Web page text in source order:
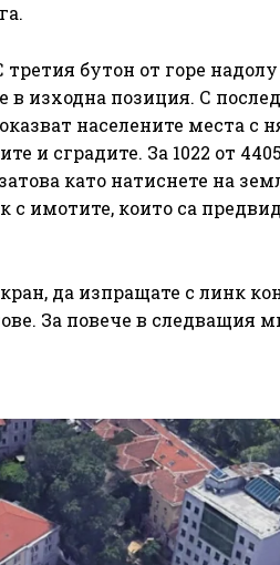
бутон от горе
изходна позиция. С
населените места с
и сградите. За 1022 от
като натиснете на
с имотите, които са
да изпращате с линк
За повече в следващия